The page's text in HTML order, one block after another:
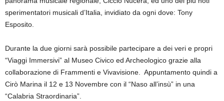
sperimentatori musicali d’Italia, invidiato da ogni dove: Tony
Esposito.
Durante la due giorni sarà possibile partecipare a dei veri e propri
“Viaggi Immersivi” al Museo Civico ed Archeologico grazie alla
collaborazione di Frammenti e Vivavisione. Appuntamento quindi a
Cirò Marina il 12 e 13 Novembre con il “Naso all’insù” in una
“Calabria Straordinaria”.